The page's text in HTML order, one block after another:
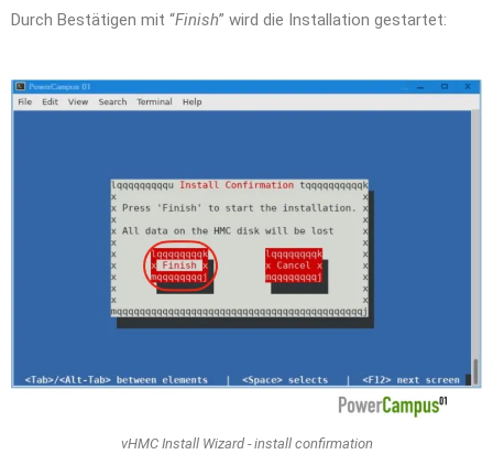
Durch Bestätigen mit “Finish” wird die Installation gestartet:
vHMC Install Wizard - install confirmation